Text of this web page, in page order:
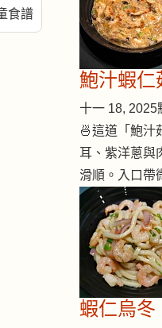
食譜
鮑汁蝦仁
十一 18, 2025
🍜這道「鮑汁
耳、紫洋蔥與
滑順。入口帶
蝦仁烏冬